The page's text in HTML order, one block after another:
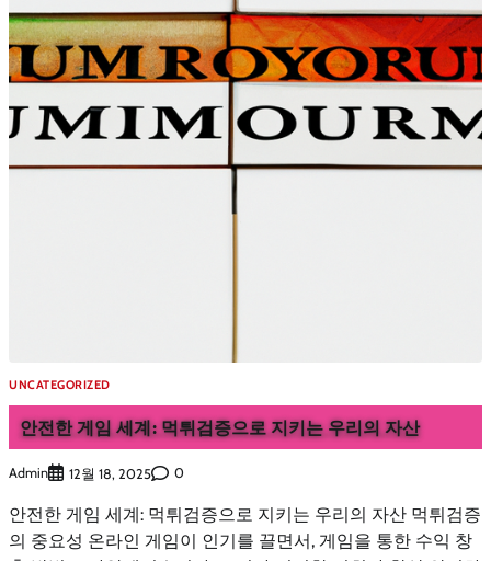
UNCATEGORIZED
안전한 게임 세계: 먹튀검증으로 지키는 우리의 자산
Admin 12월 18, 2025 0
안전한 게임 세계: 먹튀검증으로 지키는 우리의 자산 먹튀검증
의 중요성 온라인 게임이 인기를 끌면서, 게임을 통한 수익 창